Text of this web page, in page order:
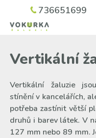
736651699
Vertikální
Vertikální žaluzie
stínění v kancelářích,
potřeba zastínit větší
druhů i barev látek. V
127 mm nebo 89 mm.